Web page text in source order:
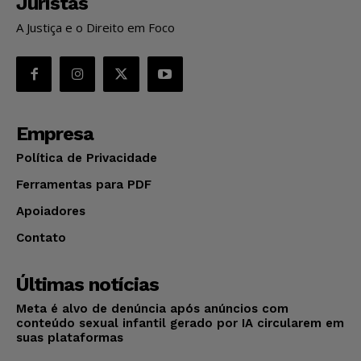
A Justiça e o Direito em Foco
Empresa
Política de Privacidade
Ferramentas para PDF
Apoiadores
Contato
Últimas notícias
Meta é alvo de denúncia após anúncios com
conteúdo sexual infantil gerado por IA circularem em
suas plataformas